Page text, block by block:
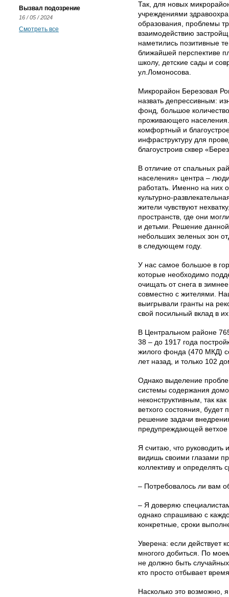
Так, для новых
учреждениями
образования, проблемы
взаимодействию
наметились позитивные
ближайшей перспективе
школу, детские сады и
ул.Ломоносова.
Микрорайон Березовая
назвать депрессивным:
фонд, большое
проживающего
комфортный и
инфраструктуру для
благоустроив сквер
В отличие от спальных
населения» центра –
работать. Именно на них
культурно-
жители чувствуют
пространств, где они
и детьми. Решение
небольших зеленых зон
в следующем году.
У нас самое большое в
которые необходимо
очищать от снега в
совместно с жителями.
выигрывали гранты на
свой посильный вклад в
В Центральном районе
38 – до 1917 года
жилого фонда (470 МКД)
лет назад, и только 102
Однако выделение
системы содержания
неконструктивным, так
ветхого состояния, будет
решение задачи
предупреждающей ветхое
Я считаю, что руководить
видишь своими глазами
коллективу и определять
– Потребовалось ли вам
– Я доверяю
однако спрашиваю с
конкретные, сроки
Уверена: если действует
многого добиться. По
не должно быть
кто просто отбывает
Насколько это возможно,
Вызвал подозрение
16 / 05 / 2024
Смотреть все